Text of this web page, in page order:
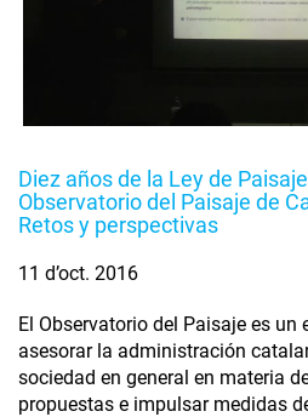
Diez años de la Ley de
Observatorio del Paisaje de
Retos y perspectivas
11 d’oct. 2016
El Observatorio del Paisaje es un
asesorar la administración
sociedad en general en materia
propuestas e impulsar medidas